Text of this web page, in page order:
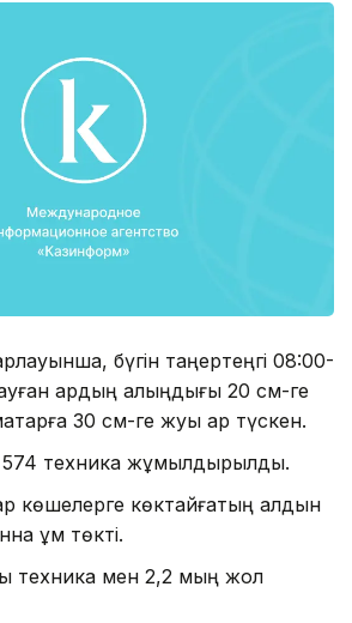
бүгін таңертеңгі 08:00-
қардың қалыңдығы 20 см-ге
30 см-ге жуық қар түскен.
574 техника жұмылдырылды.
көшелерге көктайғақтың алдын
құм төкті.
техника мен 2,2 мың жол